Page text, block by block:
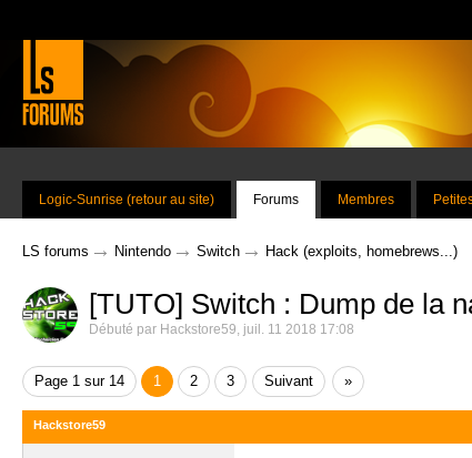
Logic-Sunrise (retour au site) Forums Membres
LS forums → Nintendo → Switch → Hack (exploits, homebrews...)
[TUTO] Switch : Dump de la
Débuté par Hackstore59, juil. 11 2018 17:08
Page 1 sur 14 1 2 3 Suivant »
Hackstore59